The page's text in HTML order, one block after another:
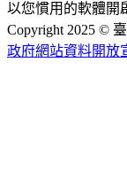
以您慣用的軟體開
Copyright 2025 ©
政府網站資料開放